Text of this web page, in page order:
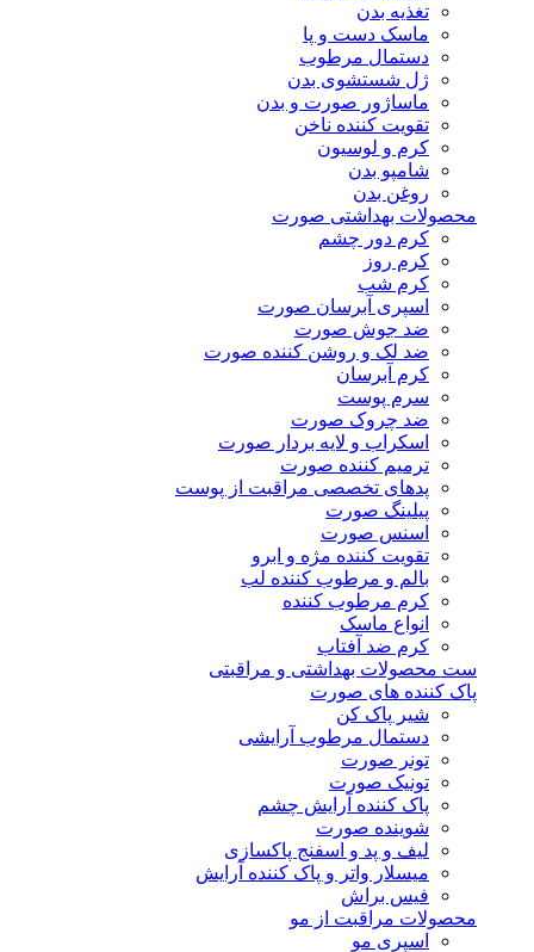
تغذیه بدن
ماسک دست و پا
دستمال مرطوب
ژل شستشوی بدن
ماساژور صورت و بدن
تقویت کننده ناخن
کرم و لوسیون
شامپو بدن
روغن بدن
محصولات بهداشتی صورت
کرم دور چشم
کرم روز
کرم شب
اسپری آبرسان صورت
ضد جوش صورت
ضد لک و روشن کننده صورت
کرم آبرسان
سرم پوست
ضد چروک صورت
اسکراب و لایه بردار صورت
ترمیم کننده صورت
پدهای تخصصی مراقبت از پوست
پیلینگ صورت
اسنس صورت
تقویت کننده مژه و ابرو
بالم و مرطوب کننده لب
کرم مرطوب کننده
انواع ماسک
کرم ضد آفتاب
ست محصولات بهداشتی و مراقبتی
پاک کننده های صورت
شیر پاک کن
دستمال مرطوب آرایشی
تونر صورت
تونیک صورت
پاک کننده آرایش چشم
شوینده صورت
لیف و پد و اسفنج پاکسازی
میسلار واتر و پاک کننده آرایش
فیس براش
محصولات مراقبت از مو
اسپری مو